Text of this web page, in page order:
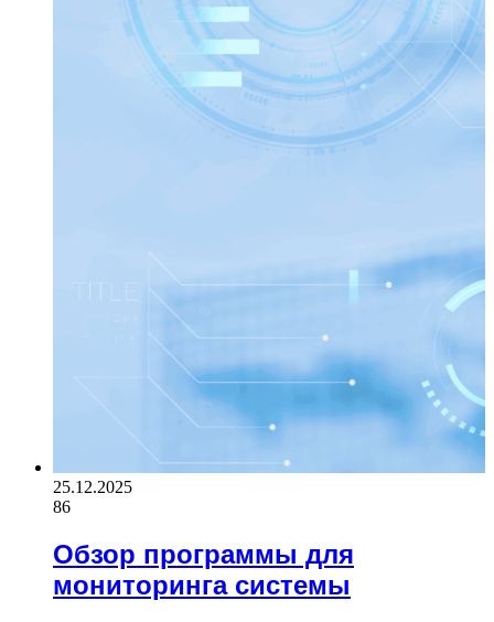
25.12.2025
86
Обзор программы для
мониторинга системы